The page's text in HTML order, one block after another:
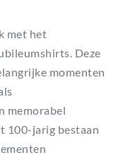
met het
Deze
momenten
memorabel
100-jarig bestaan